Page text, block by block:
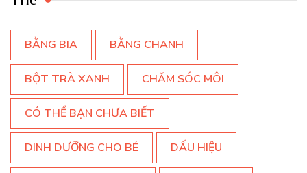
BẰNG BIA BẰNG CHANH
BỘT TRÀ XANH CHĂM SÓC MÔI
CÓ THỂ BẠN CHƯA BIẾT
DINH DƯỠNG CHO BÉ DẤU HIỆU